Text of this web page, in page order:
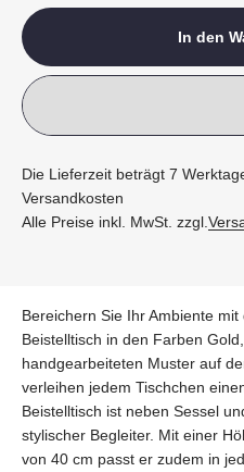
In den
Die Lieferzeit beträgt 7
Versandkosten
Alle Preise inkl. MwSt. zzgl.
Bereichern Sie Ihr Ambiente
Beistelltisch in den Farben
handgearbeiteten Muster auf
verleihen jedem Tischchen
Beistelltisch ist neben Sessel
stylischer Begleiter. Mit einer
von 40 cm passt er zudem in